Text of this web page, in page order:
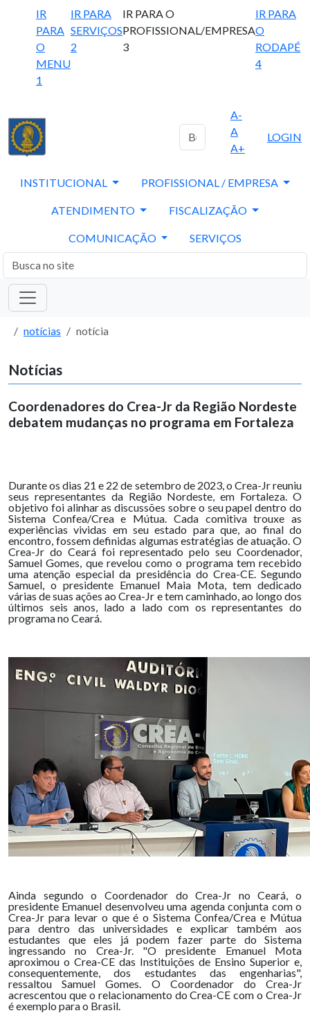
IR
PARA
O
MENU
1
IR PARA
SERVIÇOS
2
IR PARA O
PROFISSIONAL/EMPRESA
3
IR PARA
O
RODAPÉ
4
A-
A
A+
LOGIN
INSTITUCIONAL PROFISSIONAL / EMPRESA
ATENDIMENTO FISCALIZAÇÃO
COMUNICAÇÃO SERVIÇOS
notícias notícia
Notícias
Coordenadores do Crea-Jr da Região Nordeste
debatem mudanças no programa em Fortaleza
Durante os dias 21 e 22 de setembro de 2023, o Crea-Jr reuniu
seus representantes da Região Nordeste, em Fortaleza. O
objetivo foi alinhar as discussões sobre o seu papel dentro do
Sistema Confea/Crea e Mútua. Cada comitiva trouxe as
experiências vividas em seu estado para que, ao final do
encontro, fossem definidas algumas estratégias de atuação. O
Crea-Jr do Ceará foi representado pelo seu Coordenador,
Samuel Gomes, que revelou como o programa tem recebido
uma atenção especial da presidência do Crea-CE. Segundo
Samuel, o presidente Emanuel Maia Mota, tem dedicado
várias de suas ações ao Crea-Jr e tem caminhado, ao longo dos
últimos seis anos, lado a lado com os representantes do
programa no Ceará.
Ainda segundo o Coordenador do Crea-Jr no Ceará, o
presidente Emanuel desenvolveu uma agenda conjunta com o
Crea-Jr para levar o que é o Sistema Confea/Crea e Mútua
para dentro das universidades e explicar também aos
estudantes que eles já podem fazer parte do Sistema
ingressando no Crea-Jr. "O presidente Emanuel Mota
aproximou o Crea-CE das Instituições de Ensino Superior e,
consequentemente, dos estudantes das engenharias",
ressaltou Samuel Gomes. O Coordenador do Crea-Jr
acrescentou que o relacionamento do Crea-CE com o Crea-Jr
é exemplo para o Brasil.